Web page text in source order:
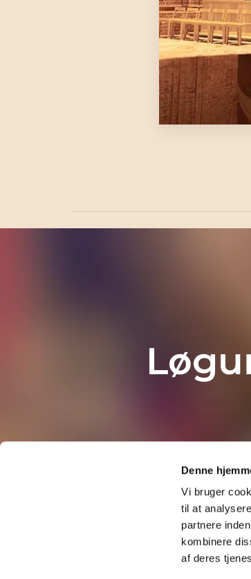
Denne
Vi bruger
til at
partnere
kombinere
af deres